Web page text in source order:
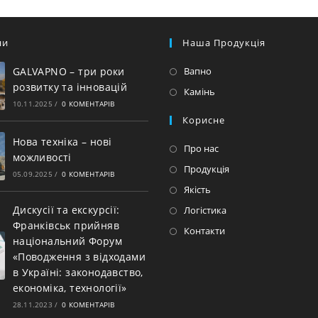
GALVAPNO – три роки
розвитку та інновацій
10.11.2025 / 0 КОМЕНТАРІВ
Нова техніка – нові
можливості
05.09.2025 / 0 КОМЕНТАРІВ
Дискусії та екскурсії:
Франківськ прийняв
національний Форум
«Поводження з відходами
в Україні: законодавство,
економіка, технології»
28.11.2023 / 0 КОМЕНТАРІВ
Наша Продукція
Вапно
в
вкладці
Камінь
новій
вкладці
Корисне
Про нас
Продукція
Якість
Логістика
Контакти